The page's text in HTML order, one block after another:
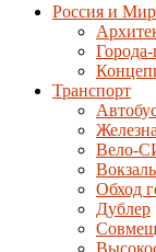
Россия и Мир
Транспорт
Вело-
Обход
Дублер